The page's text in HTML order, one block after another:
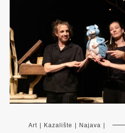
Art Kazalište Najava